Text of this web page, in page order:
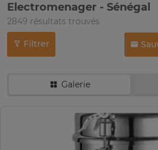
Electromenager - Sénégal
2849 résultats trouvés
Filtrer
Galerie